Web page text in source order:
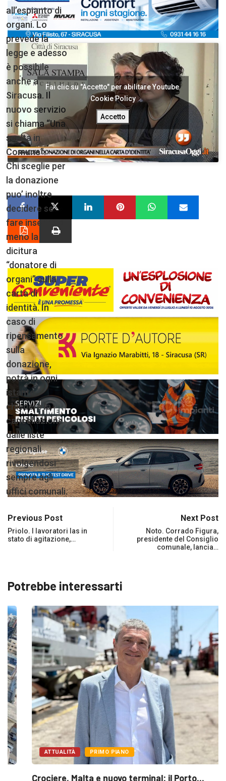
all’espianto di
organi. Lo
prevede la
legge e adesso
è possibile
anche a
Siracusa. Il
nuovo servizio
si chiama “Una
scelta in
Comune”.
Chi sceglie per
la donazione
puo’ inoltre
decidere se
fare inserire o
meno la
dicitura
“donatore di
organi” sulla
carta di
identità. In
caso di
ripensamento
sulla
donazione,
potrà in ogni
istante
chiedere la
cancellazione
dalle liste
regionali
rivolgendosi
sempre agli
uffici comunali.
Fai clic su "Accetto" per abilitare Youtube
Cookie Policy
Accetto
Previous Post
Priolo. I lavoratori Ias in
stato di agitazione,…
Next Post
Noto. Corrado Figura,
presidente del Consiglio
comunale, lancia…
Potrebbe interessarti
ATTUALITÀ PRIMO PIANO
Crociere, Malta e nuovo terminal: il Porto...